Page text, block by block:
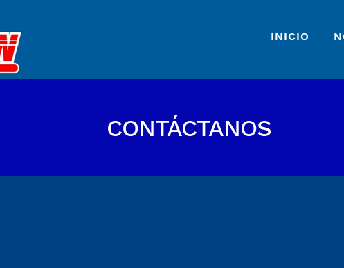
INICIO
CONTÁCTANOS